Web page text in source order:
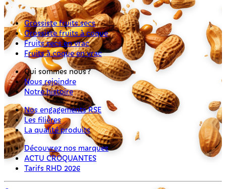
Grossiste fruits secs
Grossiste fruits à coque
Fruits secs en vrac
Fruits à coque en vrac
Qui sommes nous ?
Nous rejoindre
Notre histoire
Nos engagements RSE
Les filières
La qualité produits
Découvrez nos marques
ACTU CROQUANTES
Tarifs RHD 2026